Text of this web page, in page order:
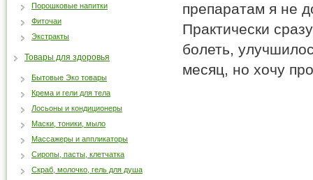
препаратам я не
Практически
болеть,
месяц, но хочу
Порошковые напитки
Фиточаи
Экстракты
Товары для здоровья
Бытовые Эко товары
Крема и гели для тела
Лосьоны и кондиционеры
Маски, тоники, мыло
Массажеры и аппликаторы
Сиропы, пасты, клетчатка
Скраб, молочко, гель для душа